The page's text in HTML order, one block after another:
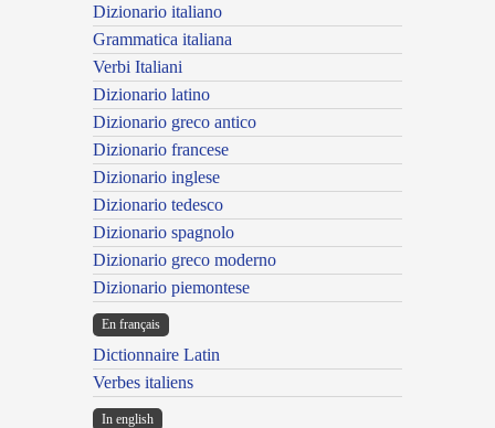
Dizionario italiano
Grammatica italiana
Verbi Italiani
Dizionario latino
Dizionario greco antico
Dizionario francese
Dizionario inglese
Dizionario tedesco
Dizionario spagnolo
Dizionario greco moderno
Dizionario piemontese
En français
Dictionnaire Latin
Verbes italiens
In english